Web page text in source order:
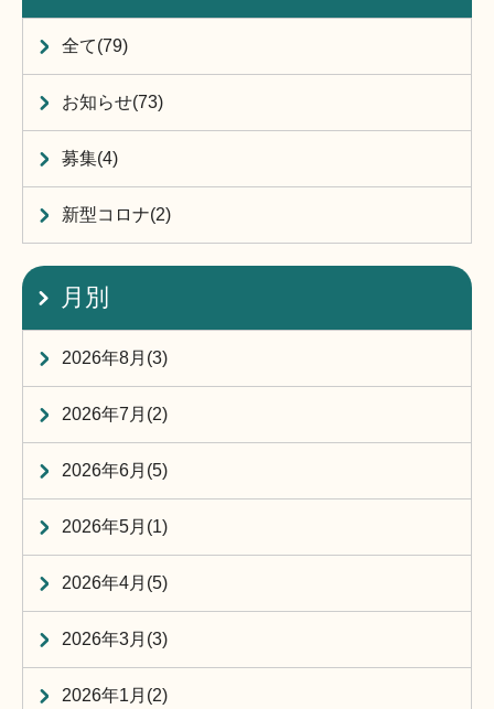
全て(79)
お知らせ(73)
募集(4)
新型コロナ(2)
月別
2026年8月(3)
2026年7月(2)
2026年6月(5)
2026年5月(1)
2026年4月(5)
2026年3月(3)
2026年1月(2)